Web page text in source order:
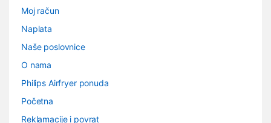
Moj račun
Naplata
Naše poslovnice
O nama
Philips Airfryer ponuda
Početna
Reklamacije i povrat